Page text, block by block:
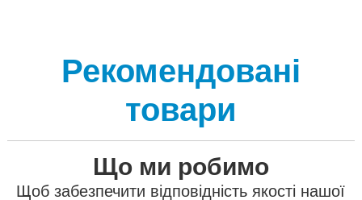
Рекомендовані
товари
Що ми робимо
Щоб забезпечити відповідність якості нашої